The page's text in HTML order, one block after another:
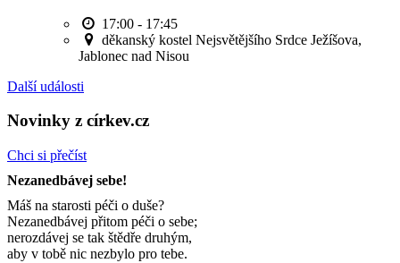
17:00 - 17:45
děkanský kostel Nejsvětějšího Srdce Ježíšova,
Jablonec nad Nisou
Další události
Novinky z církev.cz
Chci si přečíst
Nezanedbávej sebe!
Máš na starosti péči o duše?
Nezanedbávej přitom péči o sebe;
nerozdávej se tak štědře druhým,
aby v tobě nic nezbylo pro tebe.